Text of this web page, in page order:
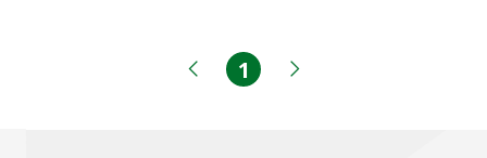
Página anterior
Página
1